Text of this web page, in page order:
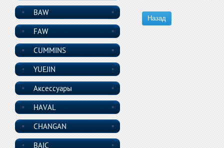
Назад
BAW
FAW
CUMMINS
YUEJIN
Аксессуары
HAVAL
CHANGAN
BAIC